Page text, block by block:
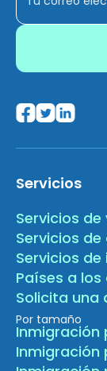
Servicios
Servicios
Servicios
Servicios
Países a
Solicita una
Por tamaño
Inmigración
Inmigración